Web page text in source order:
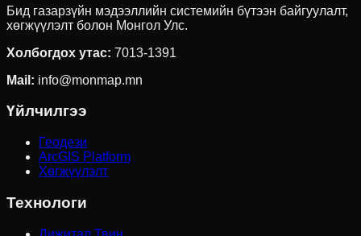
Бид газарзүйн мэдээллийн системийн бүтээн байгуулалт,
хөгжүүлэлт болон Монгол Улс.
Холбогдох утас: 7013-1391
Mail: info@monmap.mn
Үйлчилгээ
Геодези
ArcGIS Platform
Хөгжүүлэлт
Технологи